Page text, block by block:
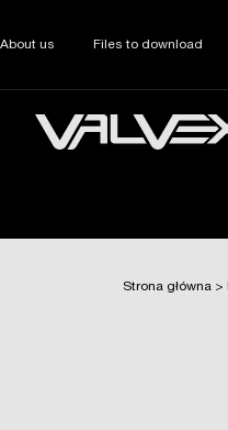
About us Files to download
Strona główna >